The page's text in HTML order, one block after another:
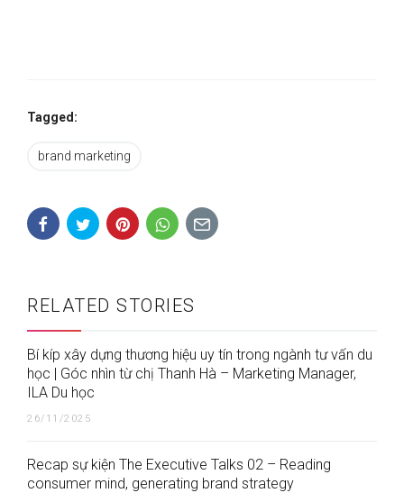
Tagged:
brand marketing
RELATED STORIES
Bí kíp xây dựng thương hiệu uy tín trong ngành tư vấn du
học | Góc nhìn từ chị Thanh Hà – Marketing Manager,
ILA Du học
26/11/2025
Recap sự kiện The Executive Talks 02 – Reading
consumer mind, generating brand strategy